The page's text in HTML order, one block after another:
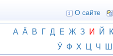
О сайте
А Ӓ В Г Д Е Ж З И Й К
Ӱ Ф Х Ц Ч Ш